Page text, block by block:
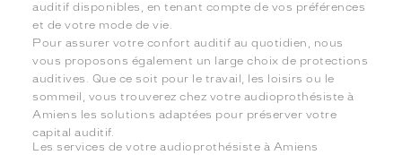
auditif disponibles, en tenant compte de vos préférences
et de votre mode de vie.
Pour assurer votre confort auditif au quotidien, nous
vous proposons également un large choix de protections
auditives. Que ce soit pour le travail, les loisirs ou le
sommeil, vous trouverez chez votre audioprothésiste à
Amiens les solutions adaptées pour préserver votre
capital auditif.
Les services de votre audioprothésiste à Amiens